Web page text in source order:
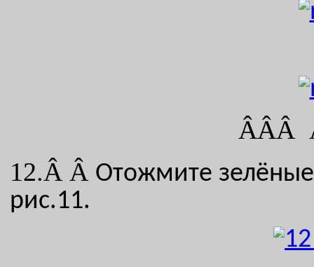
ÂÂÂ
12.Â Â Отожмите
рис.11.